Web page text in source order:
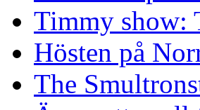
Timmy show:
Hösten på
The